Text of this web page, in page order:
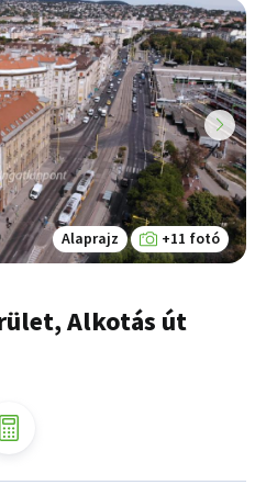
Alaprajz +11 fotó
Alkotás út